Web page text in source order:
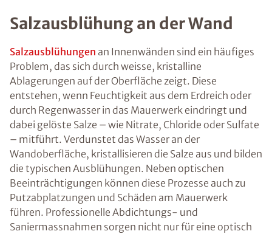
Salzausblühung an der Wand
Salzausblühungen an Innenwänden sind ein häufiges
Problem, das sich durch weisse, kristalline
Ablagerungen auf der Oberfläche zeigt. Diese
entstehen, wenn Feuchtigkeit aus dem Erdreich oder
durch Regenwasser in das Mauerwerk eindringt und
dabei gelöste Salze – wie Nitrate, Chloride oder Sulfate
– mitführt. Verdunstet das Wasser an der
Wandoberfläche, kristallisieren die Salze aus und bilden
die typischen Ausblühungen. Neben optischen
Beeinträchtigungen können diese Prozesse auch zu
Putzabplatzungen und Schäden am Mauerwerk
führen. Professionelle Abdichtungs- und
Saniermassnahmen sorgen nicht nur für eine optisch